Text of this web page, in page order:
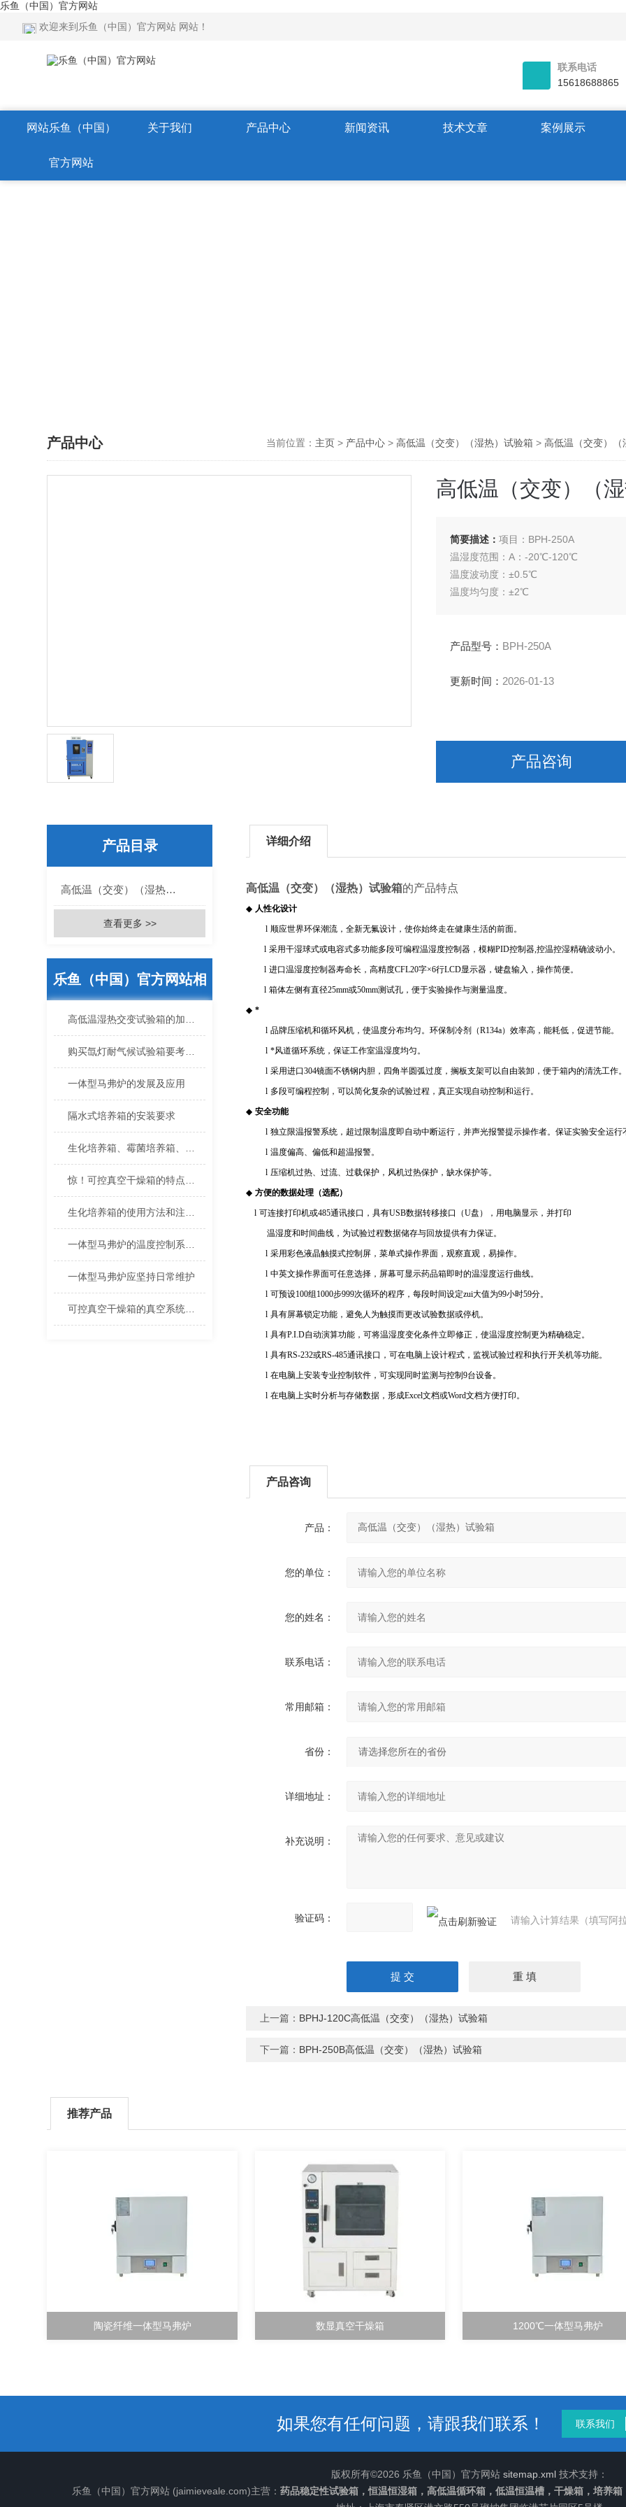
乐鱼（中国）官方网站
欢迎来到乐鱼（中国）官方网站 网站！
联系电话
15618688865
网站乐鱼（中国）
官方网站
关于我们 产品中心 新闻资讯 技术文章 案例展示
产品中心 当前位置： 主页 > 产品中心> 高低温（交变）（湿热）试验箱 > 高低温（交变）（
高低温（交变）（
简要描述：项目：BPH-250A
温湿度范围：A：-20℃-120℃
温度波动度：±0.5℃
温度均匀度：±2℃
压缩机：*压缩机
外胆尺寸（mm）：800*1160*1850
产品型号： BPH-250A
更新时间： 2026-01-13
产品咨询
产品目录
高低温（交变）（湿热）试验箱
查看更多 >>
乐鱼（中国）官方网站相
关的文章
一体型马弗炉的发展及应用
隔水式培养箱的安装要求
一体型马弗炉应坚持日常维护
详细介绍
高低温（交变）（湿热）试验箱的产品特点
◆ 人性化设计
l 顺应世界环保潮流，全新无氟设计，使你始终走在健康生活的前面。
l 采用干湿球式或电容式多功能多段可编程温湿度控制器，模糊PID控制器,控温控湿精确波动小。
l 进口温湿度控制器寿命长，高精度CFL20字×6行LCD显示器，键盘输入，操作简便。
l 箱体左侧有直径25mm或50mm测试孔，便于实验操作与测量温度。
◆ *
l 品牌压缩机和循环风机，使温度分布均匀。环保制冷剂（R134a）效率高，能耗低，促进节能。
l *风道循环系统，保证工作室温湿度均匀。
l 采用进口304镜面不锈钢内胆，四角半圆弧过度，搁板支架可以自由装卸，便于箱内的清洗工作。
l 多段可编程控制，可以简化复杂的试验过程，真正实现自动控制和运行。
◆ 安全功能
l 独立限温报警系统，超过限制温度即自动中断运行，并声光报警提示操作者。保证实验安全运行
l 温度偏高、偏低和超温报警。
l 压缩机过热、过流、过载保护，风机过热保护，缺水保护等。
◆ 方便的数据处理（选配）
l 可连接打印机或485通讯接口，具有USB数据转移接口（U盘），用电脑显示，并打印
温湿度和时间曲线，为试验过程数据储存与回放提供有力保证。
l 采用彩色液晶触摸式控制屏，菜单式操作界面，观察直观，易操作。
l 中英文操作界面可任意选择，屏幕可显示药品箱即时的温湿度运行曲线。
l 可预设100组 1000步999次循环的程序，每段时间设定zui大值为99小时59分。
l 具有屏幕锁定功能，避免人为触摸而更改试验数据或停机。
l 具有P.I.D自动演算功能，可将温湿度变化条件立即修正，使温湿度控制更为精确稳定。
l 具有RS-232或RS-485通讯接口，可在电脑上设计程式，监视试验过程和执行开关机等功能。
l 在电脑上安装专业控制软件，可实现同时监测与控制 9台设备。
l 在电脑上实时分析与存储数据，形成Excel文档或Word文档方便打印。
产品咨询
产品：
您的单位：
您的姓名：
联系电话：
常用邮箱：
省份：
详细地址：
补充说明：
验证码： 请输入计算结果（填写阿
上一篇： BPHJ-120C高低温（交变）（湿热）试验箱
下一篇： BPH-250B高低温（交变）（湿热）试验箱
推荐产品
陶瓷纤维一体型马弗炉 数显真空干燥箱 1200℃一体型马弗炉
如果您有任何问题，请跟我们联系！ 联系我们
版权所有©2026 乐鱼（中国）官方网站 sitemap.xml 技术支持：
乐鱼（中国）官方网站 (jaimieveale.com)主营： 药品稳定性试验箱，恒温恒湿箱，高低温循环箱，低温恒温槽，干燥箱，培养